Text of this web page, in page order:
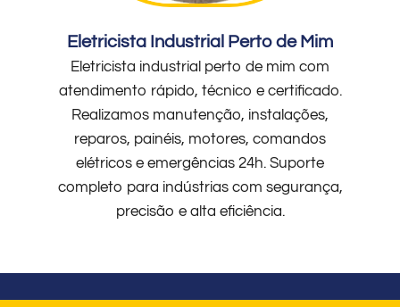
Eletricista Industrial Perto de Mim
Eletricista industrial perto de mim com
atendimento rápido, técnico e certificado.
Realizamos manutenção, instalações,
reparos, painéis, motores, comandos
elétricos e emergências 24h. Suporte
completo para indústrias com segurança,
precisão e alta eficiência.